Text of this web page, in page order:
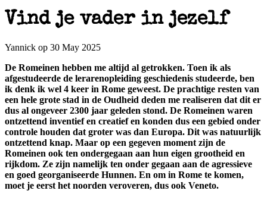
Vind je vader in jezelf
Yannick op 30 May 2025
De Romeinen hebben me altijd al getrokken. Toen ik als
afgestudeerde de lerarenopleiding geschiedenis studeerde, ben
ik denk ik wel 4 keer in Rome geweest. De prachtige resten van
een hele grote stad in de Oudheid deden me realiseren dat dit er
dus al ongeveer 2300 jaar geleden stond. De Romeinen waren
ontzettend inventief en creatief en konden dus een gebied onder
controle houden dat groter was dan Europa. Dit was natuurlijk
ontzettend knap. Maar op een gegeven moment zijn de
Romeinen ook ten ondergegaan aan hun eigen grootheid en
rijkdom. Ze zijn namelijk ten onder gegaan aan de agressieve
en goed georganiseerde Hunnen. En om in Rome te komen,
moet je eerst het noorden veroveren, dus ook Veneto.